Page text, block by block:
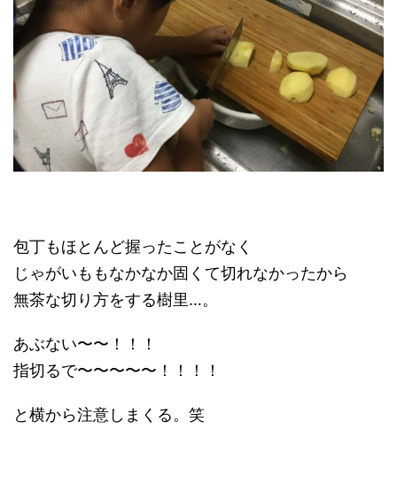
包丁もほとんど握ったことがなく
じゃがいももなかなか固くて切れなかったから
無茶な切り方をする樹里…。
あぶない〜〜！！！
指切るで〜〜〜〜〜！！！！
と横から注意しまくる。笑